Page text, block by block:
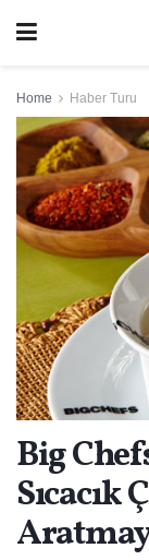
Home Haber Turu
Big
Sıcacık